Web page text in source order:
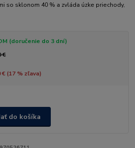
so sklonom 40 % a zvláda úzke priechody,
(doručenie do 3 dní)
€
€ (17% zľava)
do košíka